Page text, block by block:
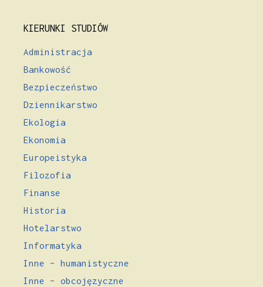
KIERUNKI STUDIÓW
Administracja
Bankowość
Bezpieczeństwo
Dziennikarstwo
Ekologia
Ekonomia
Europeistyka
Filozofia
Finanse
Historia
Hotelarstwo
Informatyka
Inne – humanistyczne
Inne – obcojęzyczne